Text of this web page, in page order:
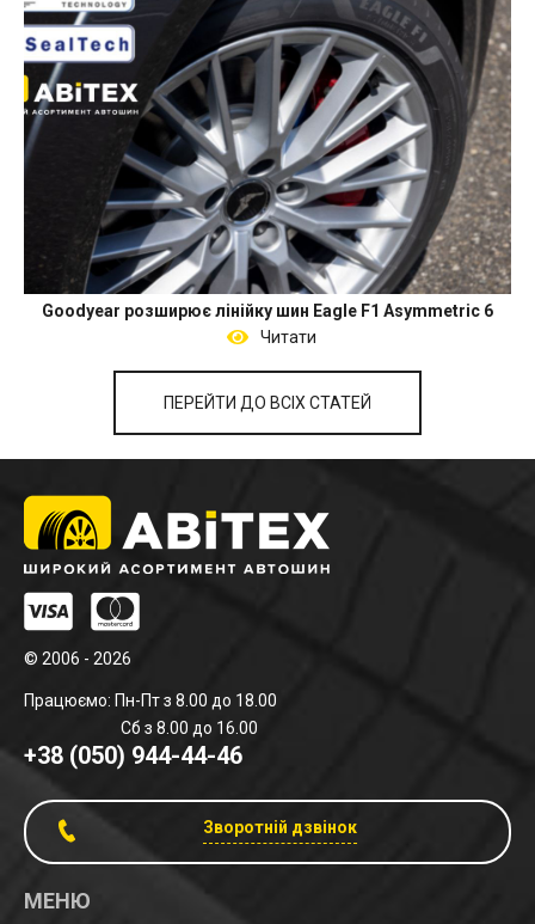
Goodyear розширює лінійку шин Eagle F1 Asymmetric 6
Читати
ПЕРЕЙТИ ДО ВСІХ СТАТЕЙ
© 2006 - 2026
Працюємо: Пн-Пт з 8.00 до 18.00
Сб з 8.00 до 16.00
+38 (050) 944-44-46
Зворотній дзвінок
МЕНЮ